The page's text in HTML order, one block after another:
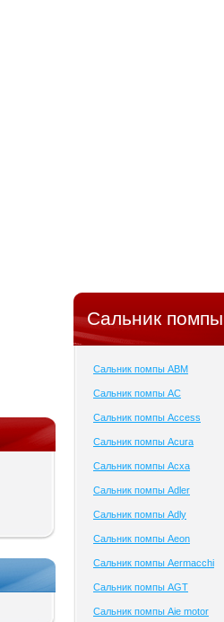
Сальник
Сальник помпы ABM
Сальник помпы AC
Сальник помпы Access
Сальник помпы Acura
Сальник помпы Acxa
Сальник помпы Adler
Сальник помпы Adly
Сальник помпы Aeon
Сальник помпы Aermacchi
Сальник помпы AGT
Сальник помпы Aie motor